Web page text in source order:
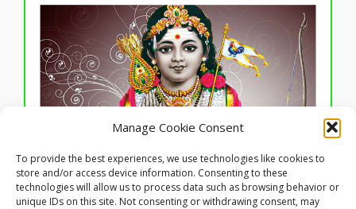
Manage Cookie Consent
To provide the best experiences, we use technologies like cookies to
store and/or access device information. Consenting to these
technologies will allow us to process data such as browsing behavior or
unique IDs on this site. Not consenting or withdrawing consent, may
Click to accept marketing cookies and
enable this content
ஓம் ஆம் ஹவும் சவும்